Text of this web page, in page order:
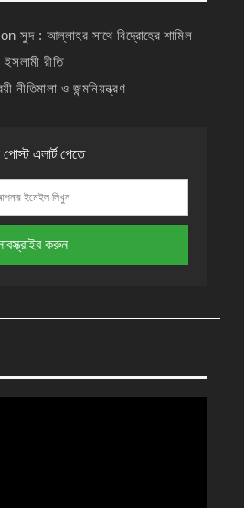
onসুদ : আল্লাহর সাথে বিদ্রোহের শামিল
রীতি
নীতিমালা ও জন্মনিয়ন্ত্রণ
এলার্ট পেতে